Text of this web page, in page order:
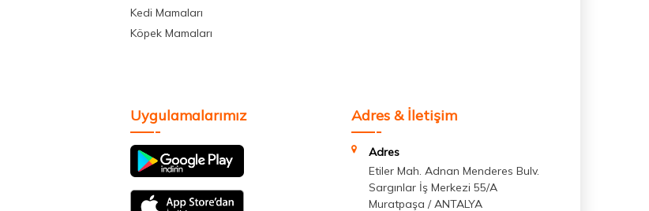
Kedi Mamaları
Köpek Mamaları
Uygulamalarımız Adres & İletişim
Adres
Etiler Mah. Adnan Menderes Bulv.
Sargınlar İş Merkezi 55/A
Muratpaşa / ANTALYA